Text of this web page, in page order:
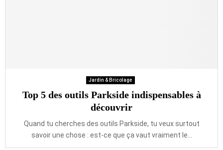
Jardin & Bricolage
Top 5 des outils Parkside indispensables à
découvrir
Quand tu cherches des outils Parkside, tu veux surtout
savoir une chose : est-ce que ça vaut vraiment le...